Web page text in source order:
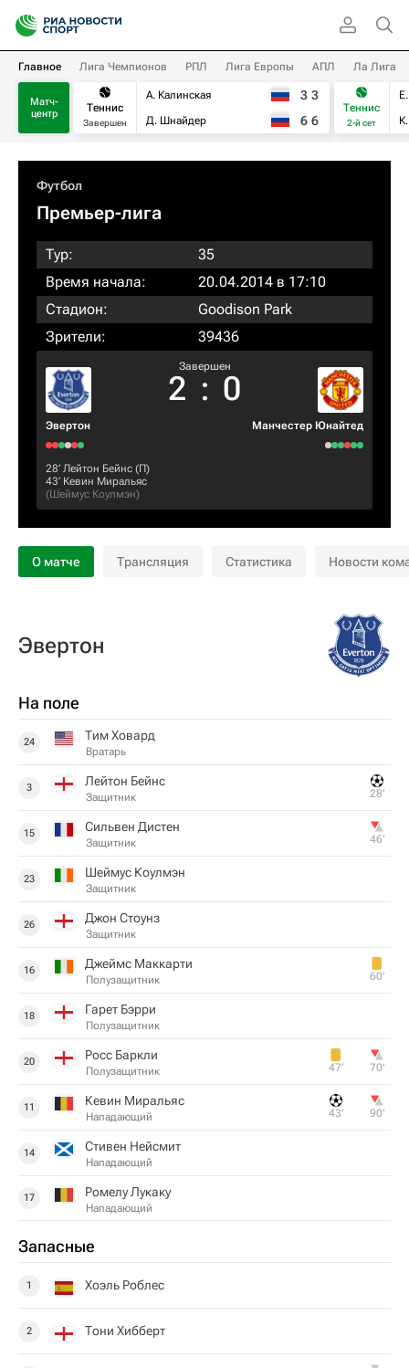
Главное Лига Чемпионов РПЛ Лига Европы АПЛ Ла Лига
Матч-
центр
Теннис
Завершен
А. Калинская
Д. Шнайдер
3 3
6 6
Теннис
2-й сет
Футбол
Премьер-лига
Тур:
35
Время начала:
20.04.2014 в 17:10
Стадион:
Goodison Park
Зрители:
39436
Эвертон
Завершен
2 : 0
Манчестер Юнайтед
28‎’‎ Лейтон Бейнс (П)
43‎’‎ Кевин Миральяс
(Шеймус Коулмэн)
О матче Трансляция Статистика Новости
Эвертон
На поле
24 Тим Ховард
Вратарь
3 Лейтон Бейнс
Защитник 28‎’‎
15 Сильвен Дистен
Защитник 46‎’‎
23 Шеймус Коулмэн
Защитник
26 Джон Стоунз
Защитник
16 Джеймс Маккарти
Полузащитник 60‎’‎
18 Гарет Бэрри
Полузащитник
20 Росс Баркли
Полузащитник 47‎’‎ 70‎’‎
11 Кевин Миральяс
Нападающий 43‎’‎ 90‎’‎
14 Стивен Нейсмит
Нападающий
17 Ромелу Лукаку
Нападающий
Запасные
1 Хоэль Роблес
2 Тони Хибберт